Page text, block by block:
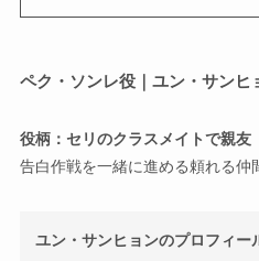
ペク・ソンレ役｜ユン・サンヒ
役柄：セリのクラスメイトで親友
告白作戦を一緒に進める頼れる仲
ユン・サンヒョンのプロフィー